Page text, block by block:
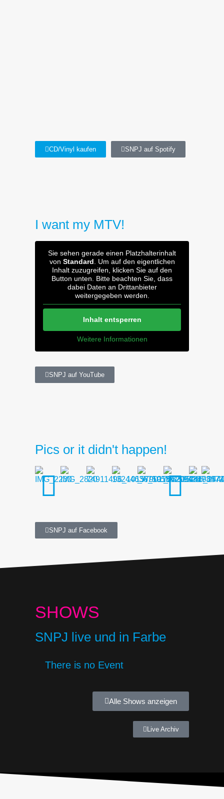
CD/Vinyl kaufen SNPJ auf Spotify
I want my MTV!
Sie sehen gerade einen Platzhalterinhalt
von Standard . Um auf den eigentlichen
Inhalt zuzugreifen, klicken Sie auf den
Button unten. Bitte beachten Sie, dass
dabei Daten an Drittanbieter
weitergegeben werden.
Inhalt entsperren
Weitere Informationen
SNPJ auf YouTube
Pics or it didn't happen!
SNPJ auf Facebook
SHOWS
SNPJ live und in Farbe
There is no Event
Alle Shows anzeigen
Live Archiv